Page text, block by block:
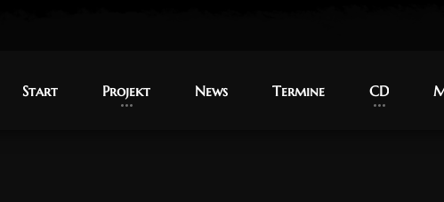
Start
Start Projekt
Projekt News
News Termine
Termine CD
CD